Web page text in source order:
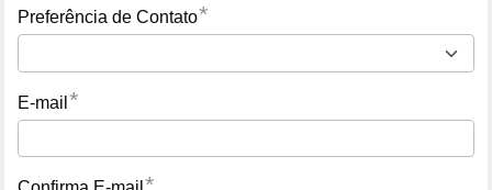
Preferência de Contato*
E-mail *